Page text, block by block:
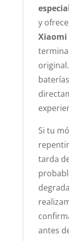
y
Xiaomi
Si tu
tarda
antes